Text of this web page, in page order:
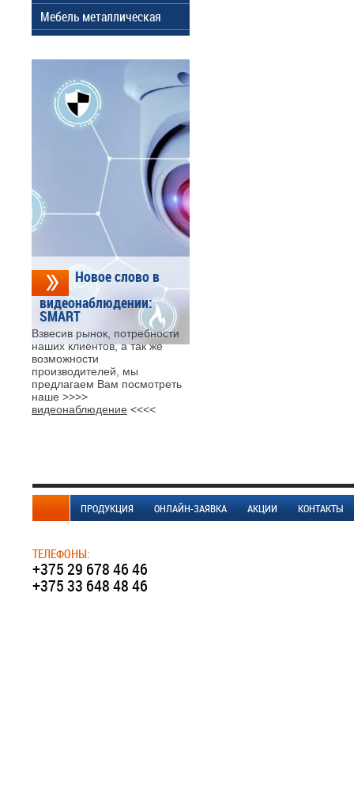
Мебель металлическая
Новое слово в
видеонаблюдении:
SMART
Взвесив рынок, потребности
наших клиентов, а так же
возможности
производителей, мы
предлагаем Вам посмотреть
наше >>>>
видеонаблюдение <<<<
ПРОДУКЦИЯ ОНЛАЙН-ЗАЯВКА АКЦИИ КОНТАКТЫ
ТЕЛЕФОНЫ:
+375 29 678 46 46
+375 33 648 48 46